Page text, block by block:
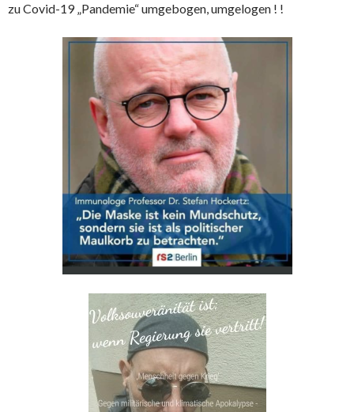
zu Covid-19 „Pandemie“ umgebogen, umgelogen ! !